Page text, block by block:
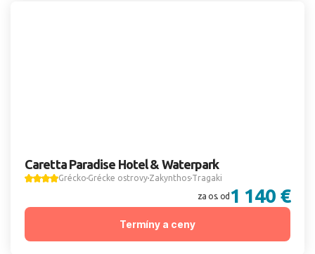
Caretta Paradise Hotel & Waterpark
Grécko Grécke ostrovy Zakynthos Tragaki
za os. od 1 140 €
Termíny a ceny